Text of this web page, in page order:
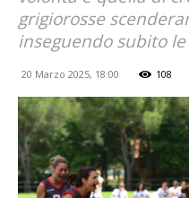
grigiorosse
inseguendo subito
20 Marzo 2025, 18:00 108